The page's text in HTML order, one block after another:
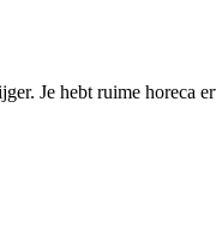
Je hebt ruime